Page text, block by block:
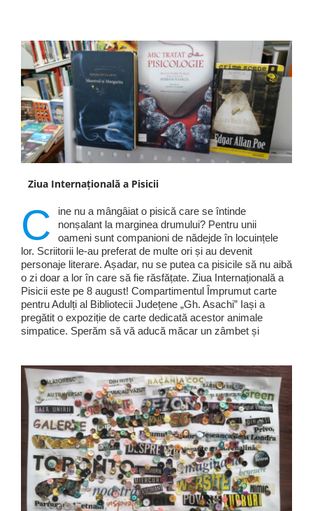
Ziua Internațională a Pisicii
C
ine nu a mângâiat o pisică care se întinde
nonșalant la marginea drumului? Pentru unii
oameni sunt companioni de nădejde în locuințele
lor. Scriitorii le-au preferat de multe ori și au devenit
personaje literare. Așadar, nu se putea ca pisicile să nu aibă
o zi doar a lor în care să fie răsfățate. Ziua Internațională a
Pisicii este pe 8 august! Compartimentul Împrumut carte
pentru Adulți al Bibliotecii Județene „Gh. Asachi” Iași a
pregătit o expoziție de carte dedicată acestor animale
simpatice. Sperăm să vă aducă măcar un zâmbet și